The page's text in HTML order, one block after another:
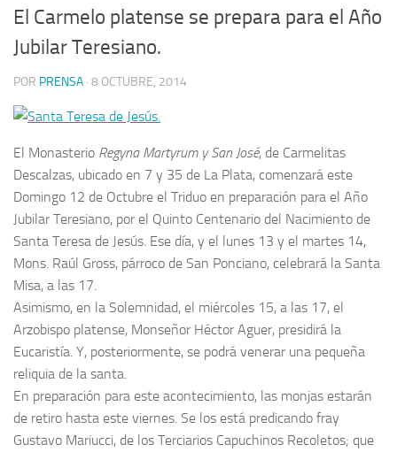
El Carmelo platense se prepara para el Año
Jubilar Teresiano.
POR PRENSA · 8 OCTUBRE, 2014
El Monasterio Regyna Martyrum y San José, de Carmelitas
Descalzas, ubicado en 7 y 35 de La Plata, comenzará este
Domingo 12 de Octubre el Triduo en preparación para el Año
Jubilar Teresiano, por el Quinto Centenario del Nacimiento de
Santa Teresa de Jesús. Ese día, y el lunes 13 y el martes 14,
Mons. Raúl Gross, párroco de San Ponciano, celebrará la Santa
Misa, a las 17.
Asimismo, en la Solemnidad, el miércoles 15, a las 17, el
Arzobispo platense, Monseñor Héctor Aguer, presidirá la
Eucaristía. Y, posteriormente, se podrá venerar una pequeña
reliquia de la santa.
En preparación para este acontecimiento, las monjas estarán
de retiro hasta este viernes. Se los está predicando fray
Gustavo Mariucci, de los Terciarios Capuchinos Recoletos; que